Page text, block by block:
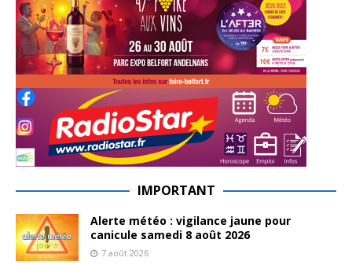
IMPORTANT
Alerte météo : vigilance jaune pour
canicule samedi 8 août 2026
7 août 2026